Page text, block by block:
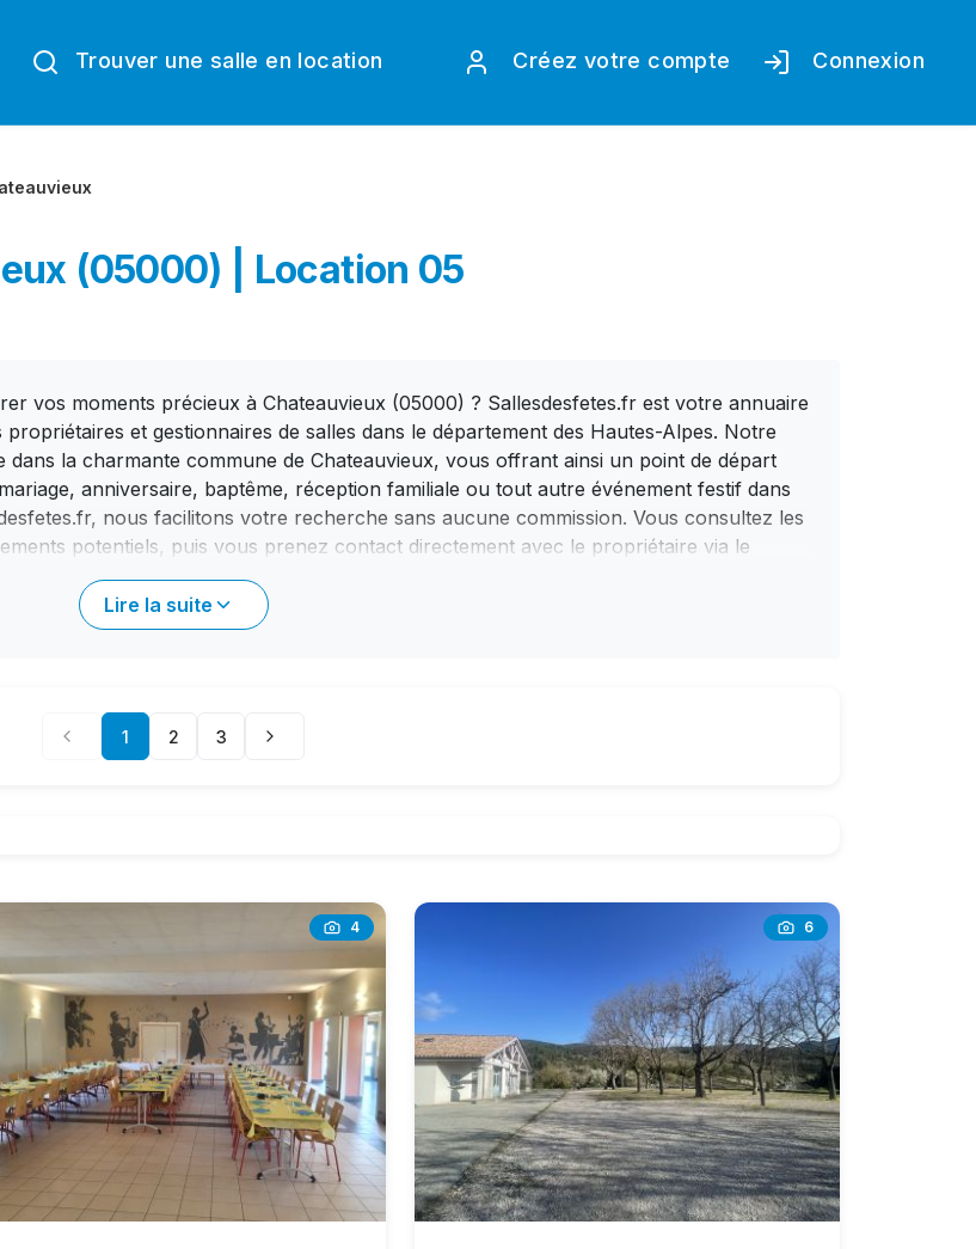
Trouver une salle en location Créez votre compte Connexion
(05000) | Location 05
vos moments précieux à Chateauvieux (05000) ? Sallesdesfetes.fr est votre annuaire
et gestionnaires de salles dans le département des Hautes-Alpes. Notre
la charmante commune de Chateauvieux, vous offrant ainsi un point de départ
anniversaire, baptême, réception familiale ou tout autre événement festif dans
nous facilitons votre recherche sans aucune commission. Vous consultez les
potentiels, puis vous prenez contact directement avec le propriétaire via le
C'est le gestionnaire de la salle qui vous répondra directement pour confirmer la
Profitez de la simplicité et de la gratuité de notre service pour trouver la salle
Lire la suite
1 2 3
4 6